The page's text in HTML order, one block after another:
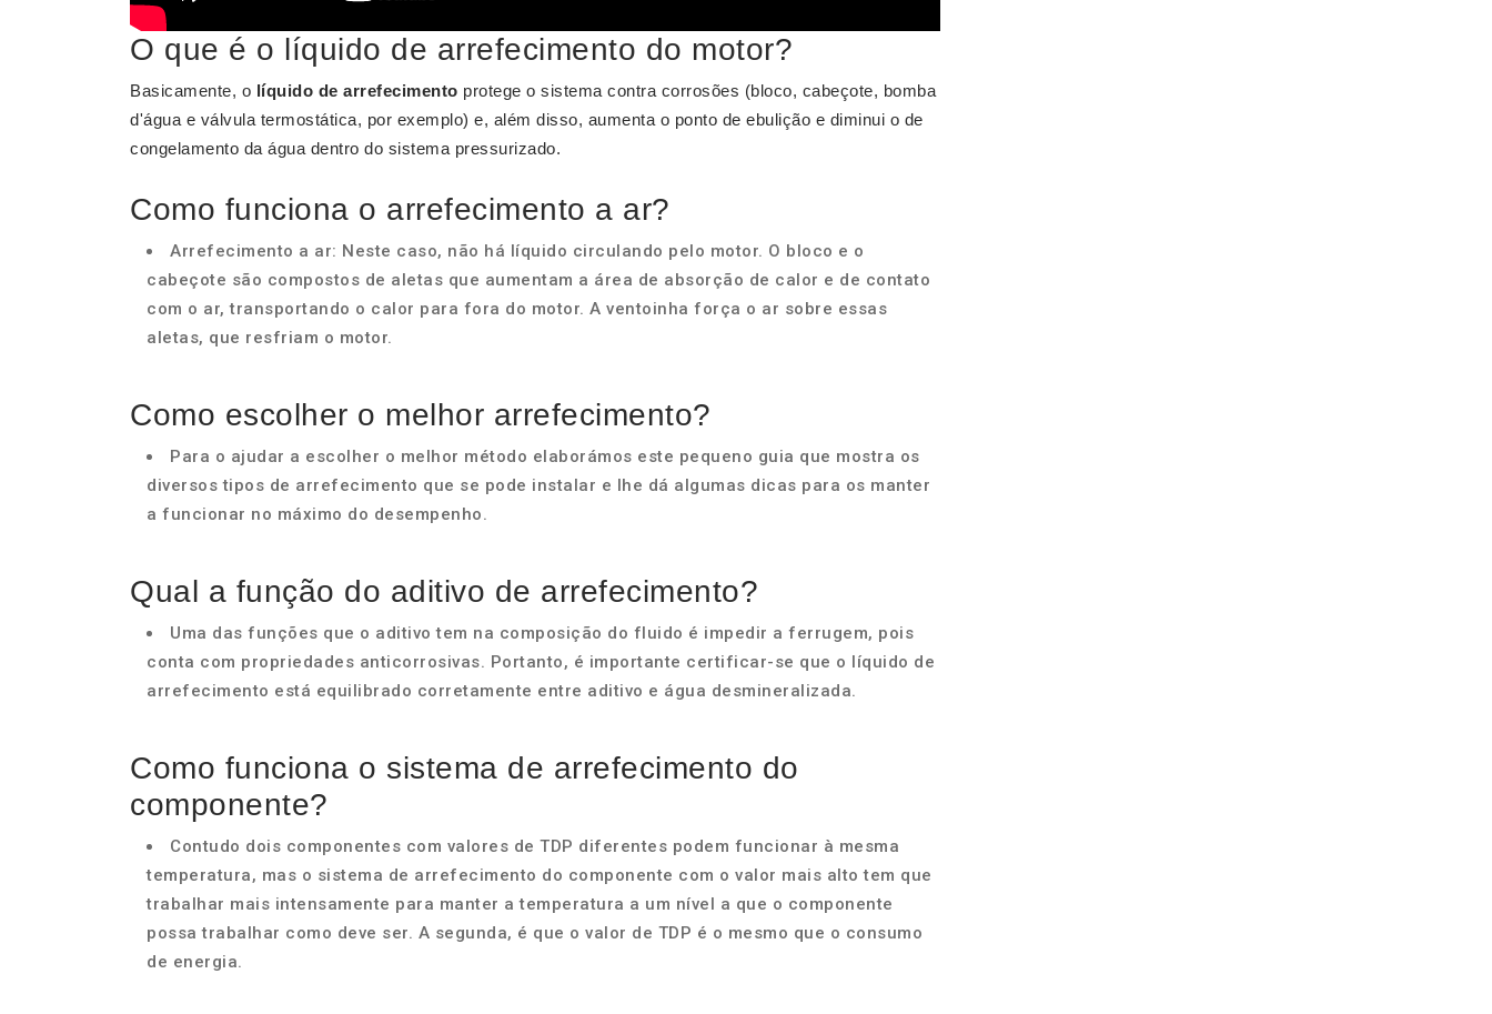
O que é o líquido de arrefecimento do motor?
Basicamente, o líquido de arrefecimento protege o sistema contra corrosões (bloco, cabeçote, bomba
d'água e válvula termostática, por exemplo) e, além disso, aumenta o ponto de ebulição e diminui o de
congelamento da água dentro do sistema pressurizado.
Como funciona o arrefecimento a ar?
Arrefecimento a ar: Neste caso, não há líquido circulando pelo motor. O bloco e o
cabeçote são compostos de aletas que aumentam a área de absorção de calor e de contato
com o ar, transportando o calor para fora do motor. A ventoinha força o ar sobre essas
aletas, que resfriam o motor.
Como escolher o melhor arrefecimento?
Para o ajudar a escolher o melhor método elaborámos este pequeno guia que mostra os
diversos tipos de arrefecimento que se pode instalar e lhe dá algumas dicas para os manter
a funcionar no máximo do desempenho.
Qual a função do aditivo de arrefecimento?
Uma das funções que o aditivo tem na composição do fluido é impedir a ferrugem, pois
conta com propriedades anticorrosivas. Portanto, é importante certificar-se que o líquido de
arrefecimento está equilibrado corretamente entre aditivo e água desmineralizada.
Como funciona o sistema de arrefecimento do
componente?
Contudo dois componentes com valores de TDP diferentes podem funcionar à mesma
temperatura, mas o sistema de arrefecimento do componente com o valor mais alto tem que
trabalhar mais intensamente para manter a temperatura a um nível a que o componente
possa trabalhar como deve ser. A segunda, é que o valor de TDP é o mesmo que o consumo
de energia.